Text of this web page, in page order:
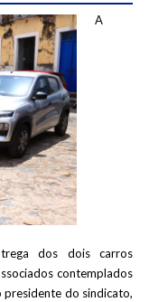
A
dos dois carros
contemplados
presidente do sindicato,